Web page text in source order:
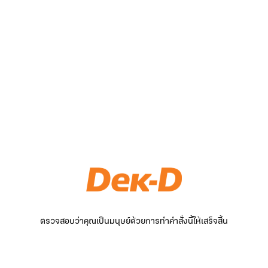
ตรวจสอบว่าคุณเป็นมนุษย์ด้วยการทำคำสั่งนี้ให้เสร็จสิ้น